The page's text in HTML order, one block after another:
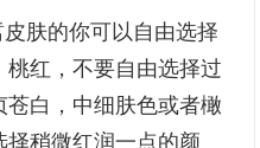
肤的你可以自由选择
红，不要自由选择过
白，中细肤色或者橄
稍微红润一点的颜